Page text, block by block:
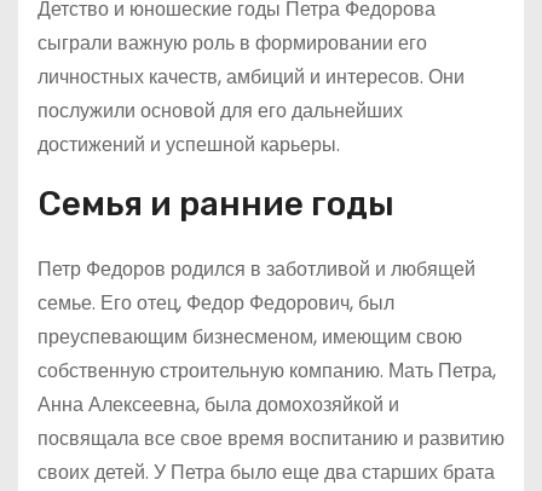
Детство и юношеские годы Петра Федорова
сыграли важную роль в формировании его
личностных качеств, амбиций и интересов. Они
послужили основой для его дальнейших
достижений и успешной карьеры.
Семья и ранние годы
Петр Федоров родился в заботливой и любящей
семье. Его отец, Федор Федорович, был
преуспевающим бизнесменом, имеющим свою
собственную строительную компанию. Мать Петра,
Анна Алексеевна, была домохозяйкой и
посвящала все свое время воспитанию и развитию
своих детей. У Петра было еще два старших брата